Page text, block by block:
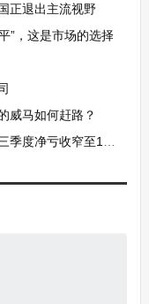
正退出主流视野
”，这是市场的选择
威马如何赶路？
净亏收窄至1亿美元